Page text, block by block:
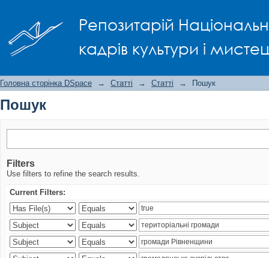
Репозитарій
кадрів культури і
Головна сторінка DSpace → Статті → Статті → Пошук
Пошук
Filters
Use filters to refine the search results.
Current Filters: